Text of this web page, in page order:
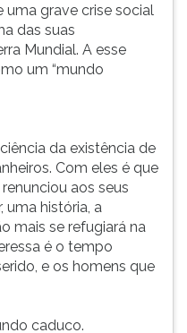
grave crise social
das suas
Mundial. A esse
um “mundo
da existência de
Com eles é que
aos seus
uma história, a
mais se refugiará na
é o tempo
e os homens que
caduco.